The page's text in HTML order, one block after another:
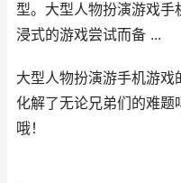
型。大型人物扮演游戏
浸式的游戏尝试而备 ...
大型人物扮演游手机游
化解了无论兄弟们的难题
哦！